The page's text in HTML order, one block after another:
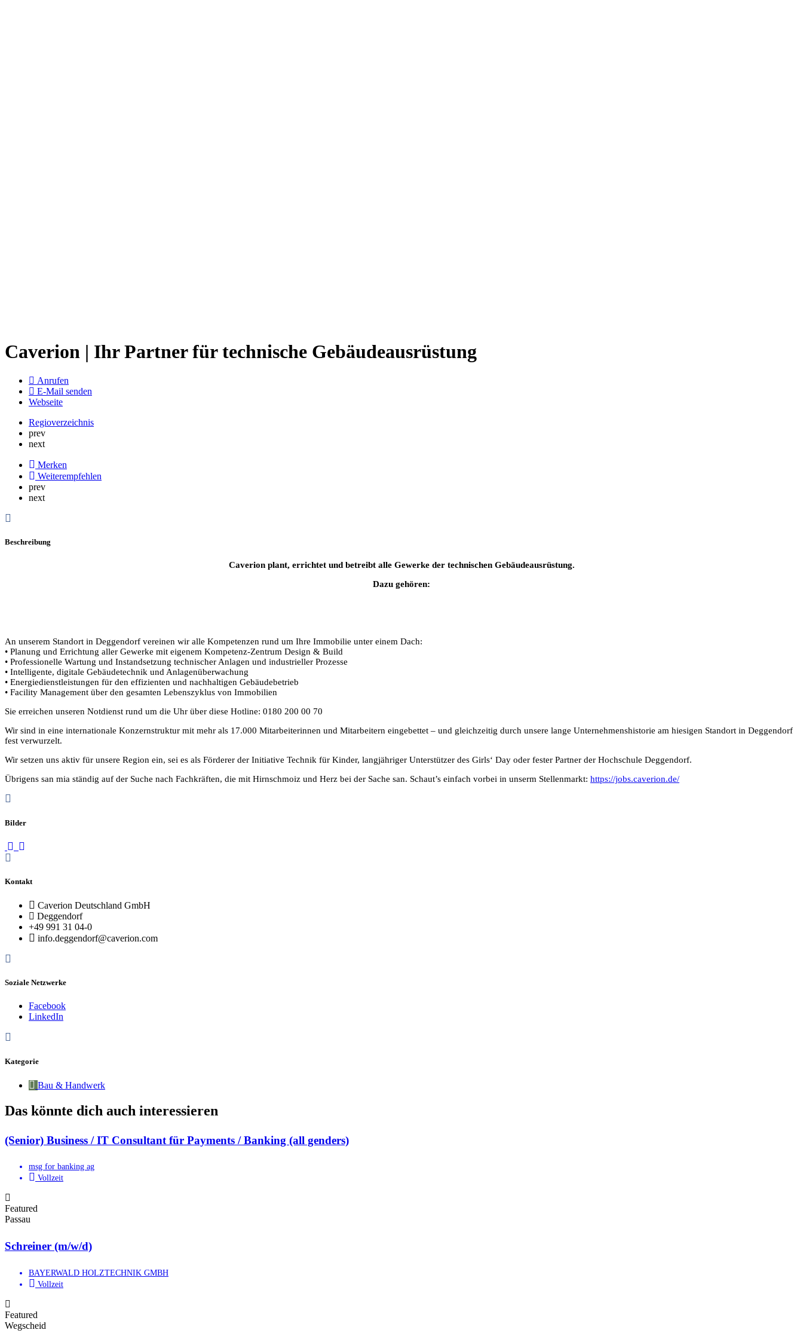
Caverion | Ihr Partner für technische Gebäudeausrüstung
Anrufen
E-Mail senden
Webseite
Regioverzeichnis
prev
next
Merken
Weiterempfehlen
prev
next
Beschreibung
Caverion plant, errichtet und betreibt alle Gewerke der technischen Gebäudeausrüstung.
Dazu gehören:
An unserem Standort in Deggendorf vereinen wir alle Kompetenzen rund um Ihre Immobilie unter einem Dach:
• Planung und Errichtung aller Gewerke mit eigenem Kompetenz-Zentrum Design & Build
• Professionelle Wartung und Instandsetzung technischer Anlagen und industrieller Prozesse
• Intelligente, digitale Gebäudetechnik und Anlagenüberwachung
• Energiedienstleistungen für den effizienten und nachhaltigen Gebäudebetrieb
• Facility Management über den gesamten Lebenszyklus von Immobilien
Sie erreichen unseren Notdienst rund um die Uhr über diese Hotline: 0180 200 00 70
Wir sind in eine internationale Konzernstruktur mit mehr als 17.000 Mitarbeiterinnen und Mitarbeitern eingebettet – und gleichzeitig durch unsere lange Unternehmenshistorie am hiesigen Standort in Deggendorf
fest verwurzelt.
Wir setzen uns aktiv für unsere Region ein, sei es als Förderer der Initiative Technik für Kinder, langjähriger Unterstützer des Girls‘ Day oder fester Partner der Hochschule Deggendorf.
Übrigens san mia ständig auf der Suche nach Fachkräften, die mit Hirnschmoiz und Herz bei der Sache san. Schaut’s einfach vorbei in unserm Stellenmarkt: https://jobs.caverion.de/
Bilder
Kontakt
Caverion Deutschland GmbH
Deggendorf
+49 991 31 04-0
info.deggendorf@caverion.com
Soziale Netzwerke
Facebook
LinkedIn
Kategorie
Bau & Handwerk
Das könnte dich auch interessieren
(Senior) Business / IT Consultant für Payments / Banking (all genders)
msg for banking ag
Vollzeit
Featured
Passau
Schreiner (m/w/d)
BAYERWALD HOLZTECHNIK GMBH
Vollzeit
Featured
Wegscheid